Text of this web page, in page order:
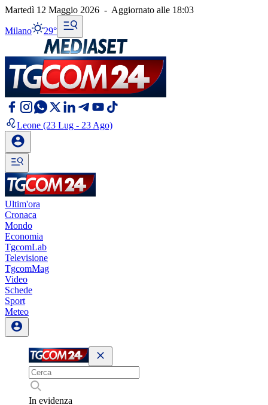
Martedì 12 Maggio 2026 - Aggiornato alle 18:03
Milano 29°
Leone (23 Lug - 23 Ago)
Ultim'ora
Cronaca
Mondo
Economia
TgcomLab
Televisione
TgcomMag
Video
Schede
Sport
Meteo
In evidenza